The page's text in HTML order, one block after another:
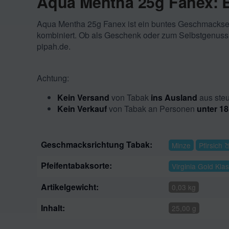
Aqua Mentha 25g Fanex ist ein buntes
kombiniert. Ob als Geschenk oder zum
pipah.de.
Achtung:
Kein Versand von Tabak ins Ausland aus
Kein Verkaufvon Tabak an Personen unter
Geschmacksrichtung Tabak: Minze Pfirsich
Pfeifentabaksorte: Virginia Gold
Artikelgewicht: 0,03 kg
Inhalt: 25,00 g